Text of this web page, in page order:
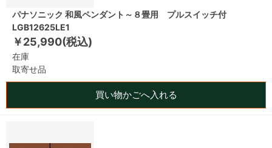
パナソニック 和風ペンダント～８畳用 プルスイッチ付
LGB12625LE1
￥25,990(税込)
在庫
取寄せ品
買い物かごへ入れる